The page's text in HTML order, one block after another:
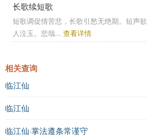
长歌续短歌
短歌调促情苦悲，长歌引愁无绝期。短声
人泣玉。悲哉... 查看详情
相关查询
临江仙
临江仙
临江仙·掌法遵条常谨守